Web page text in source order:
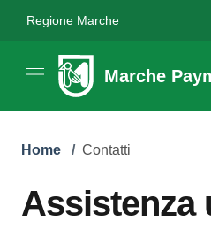
Regione Marche
Marche
Home / Contatti
Assistenza